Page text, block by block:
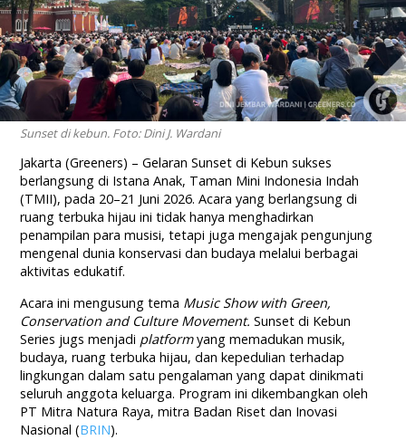
Sunset di kebun. Foto: Dini J. Wardani
Jakarta (Greeners) – Gelaran Sunset di Kebun sukses
berlangsung di Istana Anak, Taman Mini Indonesia Indah
(TMII), pada 20–21 Juni 2026. Acara yang berlangsung di
ruang terbuka hijau ini tidak hanya menghadirkan
penampilan para musisi, tetapi juga mengajak pengunjung
mengenal dunia konservasi dan budaya melalui berbagai
aktivitas edukatif.
Acara ini mengusung tema Music Show with Green,
Conservation and Culture Movement.Sunset di Kebun
Series jugs menjadi platformyang memadukan musik,
budaya, ruang terbuka hijau, dan kepedulian terhadap
lingkungan dalam satu pengalaman yang dapat dinikmati
seluruh anggota keluarga. Program ini dikembangkan oleh
PT Mitra Natura Raya, mitra Badan Riset dan Inovasi
Nasional (BRIN).